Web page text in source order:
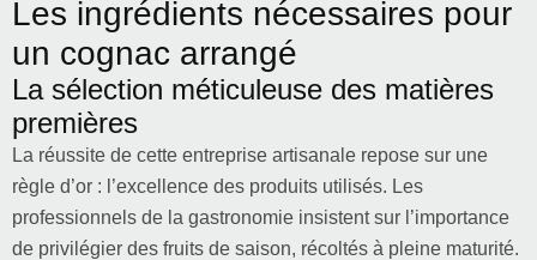
Les ingrédients nécessaires pour
un cognac arrangé
La sélection méticuleuse des matières
premières
La réussite de cette entreprise artisanale repose sur une
règle d’or : l’excellence des produits utilisés. Les
professionnels de la gastronomie insistent sur l’importance
de privilégier des fruits de saison, récoltés à pleine maturité.